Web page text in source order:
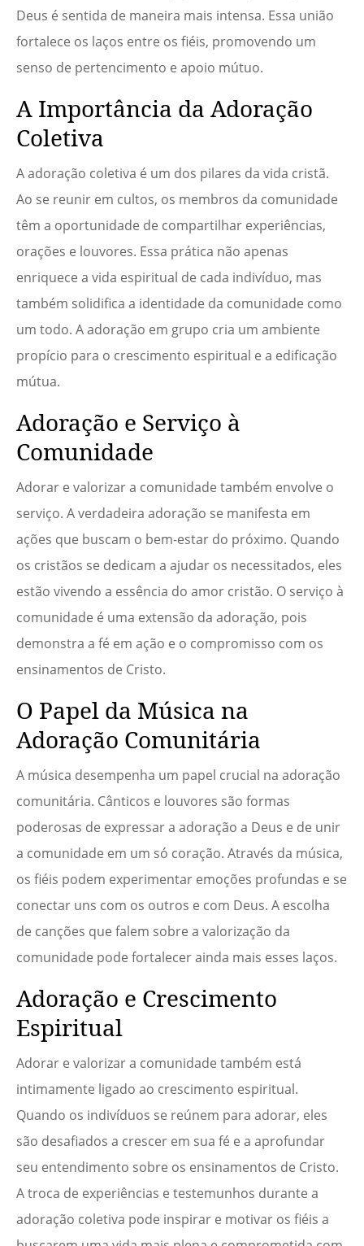
Deus é sentida de maneira mais intensa. Essa união
fortalece os laços entre os fiéis, promovendo um
senso de pertencimento e apoio mútuo.
A Importância da Adoração
Coletiva
A adoração coletiva é um dos pilares da vida cristã.
Ao se reunir em cultos, os membros da comunidade
têm a oportunidade de compartilhar experiências,
orações e louvores. Essa prática não apenas
enriquece a vida espiritual de cada indivíduo, mas
também solidifica a identidade da comunidade como
um todo. A adoração em grupo cria um ambiente
propício para o crescimento espiritual e a edificação
mútua.
Adoração e Serviço à
Comunidade
Adorar e valorizar a comunidade também envolve o
serviço. A verdadeira adoração se manifesta em
ações que buscam o bem-estar do próximo. Quando
os cristãos se dedicam a ajudar os necessitados, eles
estão vivendo a essência do amor cristão. O serviço à
comunidade é uma extensão da adoração, pois
demonstra a fé em ação e o compromisso com os
ensinamentos de Cristo.
O Papel da Música na
Adoração Comunitária
A música desempenha um papel crucial na adoração
comunitária. Cânticos e louvores são formas
poderosas de expressar a adoração a Deus e de unir
a comunidade em um só coração. Através da música,
os fiéis podem experimentar emoções profundas e se
conectar uns com os outros e com Deus. A escolha
de canções que falem sobre a valorização da
comunidade pode fortalecer ainda mais esses laços.
Adoração e Crescimento
Espiritual
Adorar e valorizar a comunidade também está
intimamente ligado ao crescimento espiritual.
Quando os indivíduos se reúnem para adorar, eles
são desafiados a crescer em sua fé e a aprofundar
seu entendimento sobre os ensinamentos de Cristo.
A troca de experiências e testemunhos durante a
adoração coletiva pode inspirar e motivar os fiéis a